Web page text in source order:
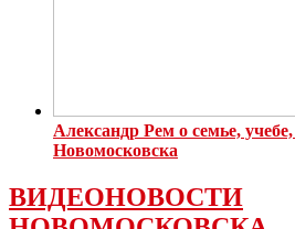
Александр Рем о семье,
Новомосковска
ВИДЕОНОВОСТИ